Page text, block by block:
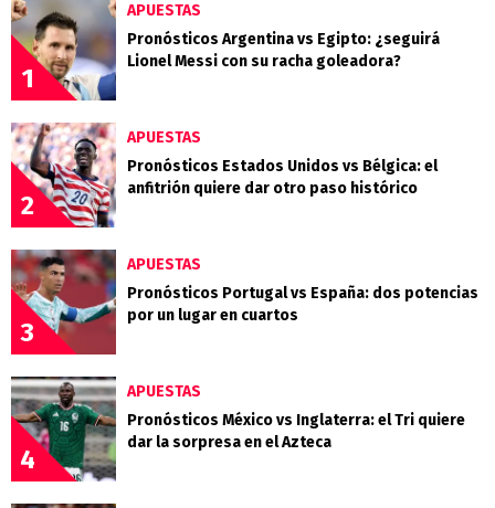
1
APUESTAS
Pronósticos Argentina vs Egipto: ¿seguirá
Lionel Messi con su racha goleadora?
2
APUESTAS
Pronósticos Estados Unidos vs Bélgica: el
anfitrión quiere dar otro paso histórico
3
APUESTAS
Pronósticos Portugal vs España: dos potencias
por un lugar en cuartos
4
APUESTAS
Pronósticos México vs Inglaterra: el Tri quiere
dar la sorpresa en el Azteca